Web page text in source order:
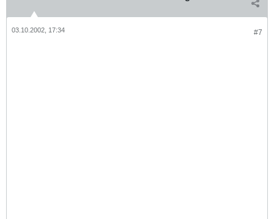
#7
03.10.2002, 17:34